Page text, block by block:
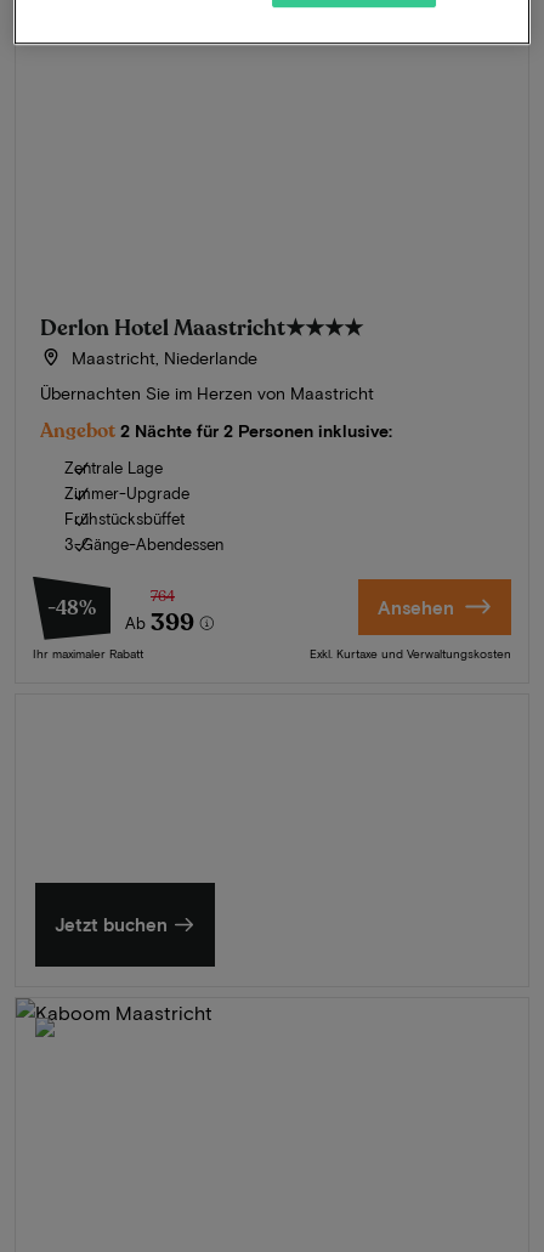
Derlon Hotel Maastricht★★★★
Maastricht, Niederlande
Übernachten Sie im Herzen von Maastricht
Angebot 2 Nächte für 2 Personen inklusive:
Zentrale Lage
Zimmer-Upgrade
Frühstücksbüffet
3-Gänge-Abendessen
-48%
Ab
764
399
Ihr maximaler Rabatt
Ansehen
Exkl. Kurtaxe und Verwaltungskosten
Jetzt buchen